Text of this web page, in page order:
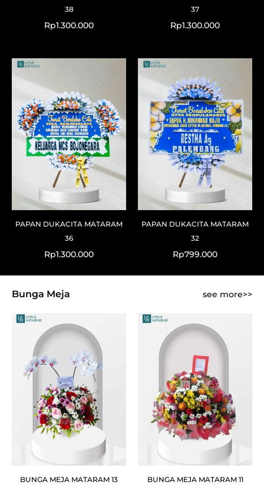
38
Rp1.300.000
37
Rp1.300.000
PAPAN DUKACITA MATARAM
36
Rp1.300.000
PAPAN DUKACITA MATARAM
32
Rp799.000
Bunga Meja see more>>
BUNGA MEJA MATARAM 13 BUNGA MEJA MATARAM 11